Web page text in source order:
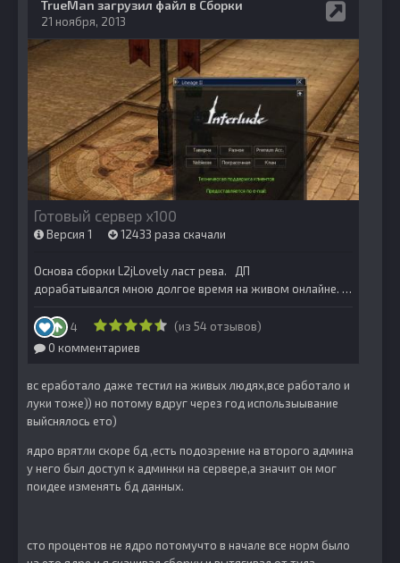
вс еработало даже тестил на живых людях,все работало и
луки тоже)) но потому вдруг через год использыывание
выйснялось ето)
ядро врятли скоре бд ,есть подозрение на второго админа
у него был доступ к админки на сервере,а значит он мог
поидее изменять бд данных.
сто процентов не ядро потомучто в начале все норм было